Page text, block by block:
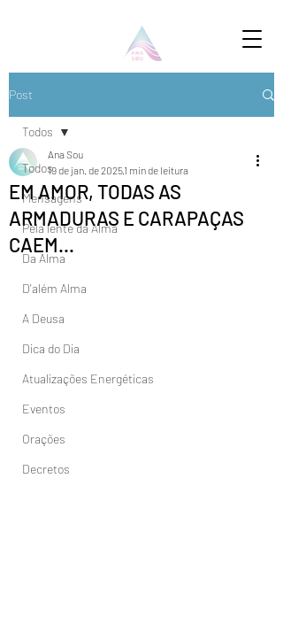
Post
Todos
Mensagens
Pela lente da Alma
Da Alma
D'além Alma
A Deusa
Dica do Dia
Atualizações Energéticas
Eventos
Orações
Decretos
Todos
EM AMOR, TODAS AS
ARMADURAS E CARAPAÇAS
CAEM...
Ana Sou
19 de jan. de 20251 min de leitura